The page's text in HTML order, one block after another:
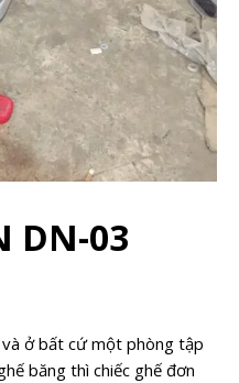
DN-03
ở bất cứ một phòng tập
băng thì chiếc ghế đơn